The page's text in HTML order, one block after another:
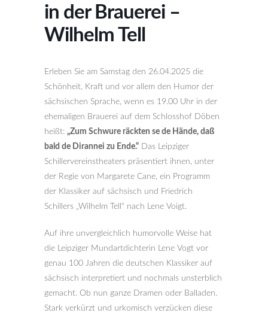
in der Brauerei –
Wilhelm Tell
Erleben Sie am Samstag den 26.04.2025 die
Schönheit, Kraft und vor allem den Humor der
sächsischen Sprache, wenn es 19.00 Uhr in der
ehemaligen Brauerei auf dem Schlosshof Döben
heißt: „Zum Schwure räckten se de Hände, daß
bald de Dirannei zu Ende.“ Das Leipziger
Schillervereinstheaters präsentiert ihnen, unter
der Regie von Margarete Cane, ein Programm
der Klassiker auf sächsisch und Friedrich
Schillers „Wilhelm Tell“ nach Lene Voigt.
Auf ihre unvergleichlich humorvolle Weise hat
die Leipziger Mundartdichterin Lene Vogt vor
genau 100 Jahren die deutschen Klassiker auf
sächsisch interpretiert und nochmals unsterblich
gemacht. Ob nun ganze Dramen oder Balladen.
Stark verkürzt und urkomisch verzücken diese